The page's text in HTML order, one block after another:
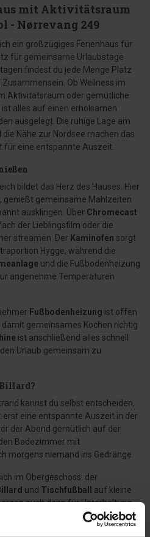
mit Aktivitätsraum
- Nørrevang 249
ein großzügiges Ferienhaus für
für gemeinsame Urlaubstage
findest du jede Menge Platz
Ob Wellness im
Aktivitätsraum oder gemütliche
alles auf einen erholsamen
ausgelegt. Die ruhige Lage am
Nähe zur Nordsee machen das
für eine entspannte Auszeit.
bildet das Herz des Hauses. Hier
gemeinsame Mahlzeiten
ausklingen. Über Chromecast
der Lieblingsfilm oder die
streamen. Der Kaminofen sorgt
Hygge, während die
und die Fußbodenheizung
angenehme Temperaturen
Fußbodenheizung ist offen
gemeinsames Kochen richtig
ist anschließend alles schnell
Urlaub gemeinsam zu
Billard?
kannst du selbst entscheiden,
eine entspannte Auszeit in der
der Abend gemütlich auf der
Badezimmer mit
morgens niemand ins Gedränge.
im Obergeschoss: der
und Tischfußball
auf kleine
auch dann für Unterhaltung,